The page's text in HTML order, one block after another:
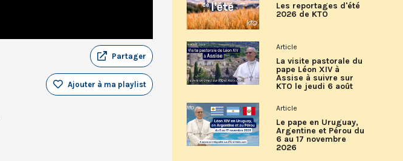
Partager
Ajouter à ma playlist
Les reportages d'été
2026 de KTO
Article
La visite pastorale du
pape Léon XIV à
Assise à suivre sur
KTO le jeudi 6 août
Article
Le pape en Uruguay,
Argentine et Pérou du
6 au 17 novembre
2026